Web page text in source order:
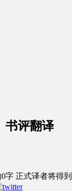
书评翻译
0字 正式译者将得